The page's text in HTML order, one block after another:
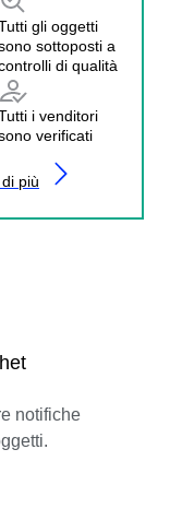
gli oggetti
sottoposti a
di qualità
i venditori
verificati
più
notifiche